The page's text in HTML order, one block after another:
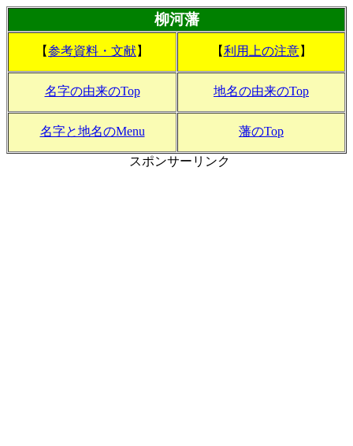
柳河藩
【参考資料・文献】 【利用上の注意】
名字の由来のTop 地名の由来のTop
名字と地名のMenu 藩のTop
スポンサーリンク